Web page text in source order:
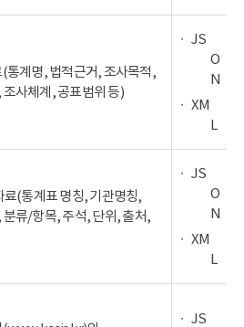
통계명, 법적근거, 조사목적,
사체계, 공표범위 등)
JS
O
N
XM
L
료(통계표 명칭, 기관명칭,
류/항목, 주석, 단위, 출처,
JS
O
N
XM
L
JS